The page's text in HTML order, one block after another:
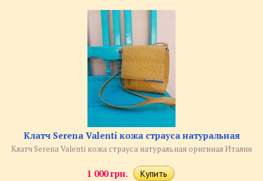
Клатч Serena Valenti кожа страуса натуральная
Клатч Serena Valenti кожа страуса натуральная оригинал Италия
1 000 грн.